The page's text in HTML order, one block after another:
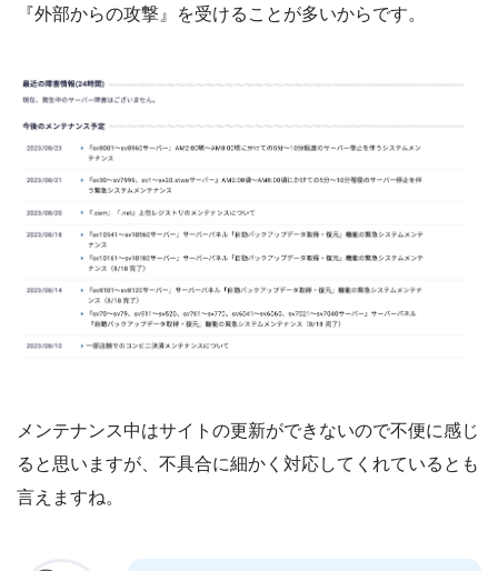
『外部からの攻撃』を受けることが多いからです。
メンテナンス中はサイトの更新ができないので不便に感じ
ると思いますが、不具合に細かく対応してくれているとも
言えますね。